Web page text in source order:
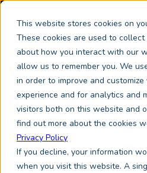
This website stores cookies on
These cookies are used to collect
about how you interact with our
allow us to remember you. We
in order to improve and
experience and for analytics and
visitors both on this website and
find out more about the cookies
Privacy Policy
If you decline, your information
when you visit this website. A
Recursos Casos de Éxito de